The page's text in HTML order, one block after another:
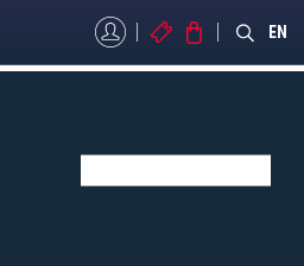
MYBFCBIGLIETTI
STORE EN